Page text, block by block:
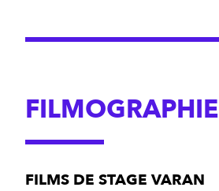
FILMOGRAPHIE
FILMS DE STAGE VARAN